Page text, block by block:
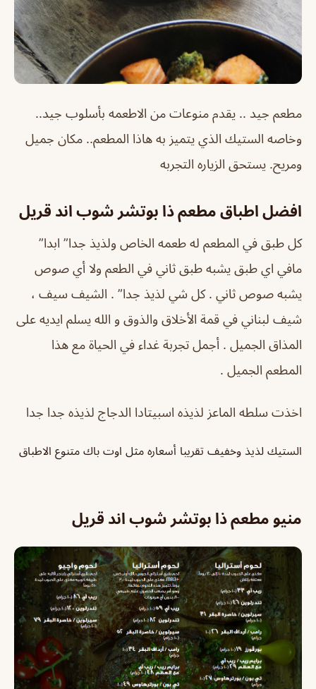
مطعم جيد .. يقدم منوعات من الاطعمه بأسلوب جيد..
وخاصه الستيك الذي يتميز به هاذا المطعم.. مكان جميل
ومريح. يستحق الزياره التجربه
افضل اطباق مطعم ذا بوتشر شوب اند قريل
كل طبق في المطعم له طعمه الخاص ولذيذ جدا” ابدا”
مافي اي طبق يشبه طبق ثاني في الطعم ولا أي صوص
يشبه صوص ثاني . كل شي لذيذ جدا” . الشيف سيف ،
شيف لبناني في قمة الأخلاق والذوق و الله يسلم ايديه على
المذاق الجميل . أجمل تجربة غداء في الحياة مع هذا
المطعم الجميل .
اخذت سلطه الماعز لذيذه اسبيتادا الدجاج لذيذه جدا جدا
الستيك لذيذ وخفيف تقريبا أسعاره مثل اوت باك متنوع الاطباق
منيو مطعم ذا بوتشر شوب اند قريل